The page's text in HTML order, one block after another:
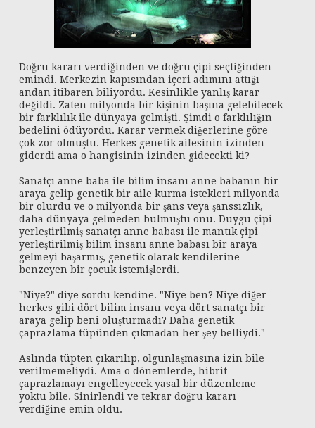
Doğru kararı verdiğinden ve doğru çipi seçtiğinden
emindi. Merkezin kapısından içeri adımını attığı
andan itibaren biliyordu. Kesinlikle yanlış karar
değildi. Zaten milyonda bir kişinin başına gelebilecek
bir farklılık ile dünyaya gelmişti. Şimdi o farklılığın
bedelini ödüyordu. Karar vermek diğerlerine göre
çok zor olmuştu. Herkes genetik ailesinin izinden
giderdi ama o hangisinin izinden gidecekti ki?
Sanatçı anne baba ile bilim insanı anne babanın bir
araya gelip genetik bir aile kurma istekleri milyonda
bir olurdu ve o milyonda bir şans veya şanssızlık,
daha dünyaya gelmeden bulmuştu onu. Duygu çipi
yerleştirilmiş sanatçı anne babası ile mantık çipi
yerleştirilmiş bilim insanı anne babası bir araya
gelmeyi başarmış, genetik olarak kendilerine
benzeyen bir çocuk istemişlerdi.
"Niye?" diye sordu kendine. "Niye ben? Niye diğer
herkes gibi dört bilim insanı veya dört sanatçı bir
araya gelip beni oluşturmadı? Daha genetik
çaprazlama tüpünden çıkmadan her şey belliydi."
Aslında tüpten çıkarılıp, olgunlaşmasına izin bile
verilmemeliydi. Ama o dönemlerde, hibrit
çaprazlamayı engelleyecek yasal bir düzenleme
yoktu bile. Sinirlendi ve tekrar doğru kararı
verdiğine emin oldu.